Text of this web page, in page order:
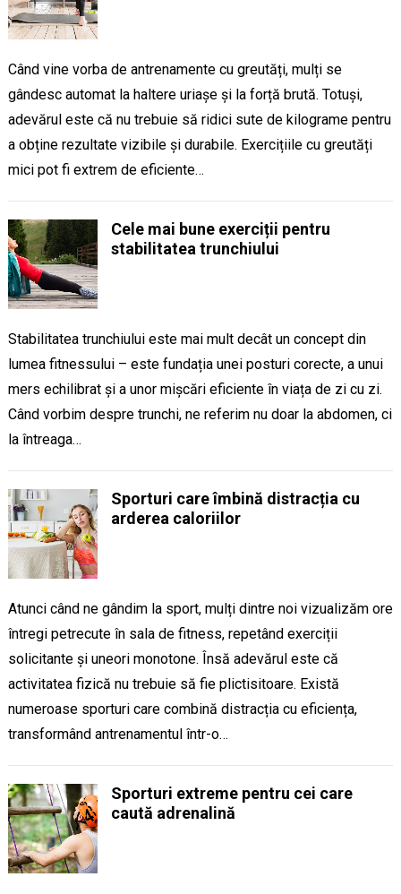
Când vine vorba de antrenamente cu greutăți, mulți se
gândesc automat la haltere uriașe și la forță brută. Totuși,
adevărul este că nu trebuie să ridici sute de kilograme pentru
a obține rezultate vizibile și durabile. Exercițiile cu greutăți
mici pot fi extrem de eficiente…
Cele mai bune exerciții pentru
stabilitatea trunchiului
Stabilitatea trunchiului este mai mult decât un concept din
lumea fitnessului – este fundația unei posturi corecte, a unui
mers echilibrat și a unor mișcări eficiente în viața de zi cu zi.
Când vorbim despre trunchi, ne referim nu doar la abdomen, ci
la întreaga…
Sporturi care îmbină distracția cu
arderea caloriilor
Atunci când ne gândim la sport, mulți dintre noi vizualizăm ore
întregi petrecute în sala de fitness, repetând exerciții
solicitante și uneori monotone. Însă adevărul este că
activitatea fizică nu trebuie să fie plictisitoare. Există
numeroase sporturi care combină distracția cu eficiența,
transformând antrenamentul într-o…
Sporturi extreme pentru cei care
caută adrenalină